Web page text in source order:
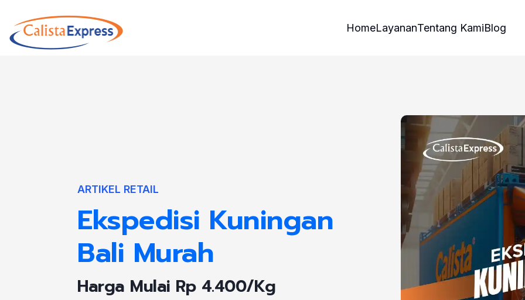
HomeLayananTentang KamiBlog
ARTIKEL RETAIL
Ekspedisi Kuningan
Bali Murah
Harga Mulai Rp 4.400/Kg